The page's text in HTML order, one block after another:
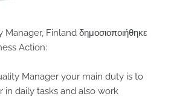
Finland δημοσιοποιήθηκε
Action:
Manager your main duty is to
in daily tasks and also work